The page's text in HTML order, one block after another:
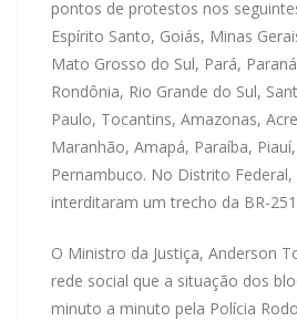
pontos de protestos nos
Espírito Santo, Goiás, Minas
Mato Grosso do Sul, Pará,
Rondônia, Rio Grande do Sul,
Paulo, Tocantins, Amazonas,
Maranhão, Amapá, Paraíba,
Pernambuco. No Distrito
interditaram um trecho da BR-
O Ministro da Justiça, Anderson
rede social que a situação dos
minuto a minuto pela Polícia